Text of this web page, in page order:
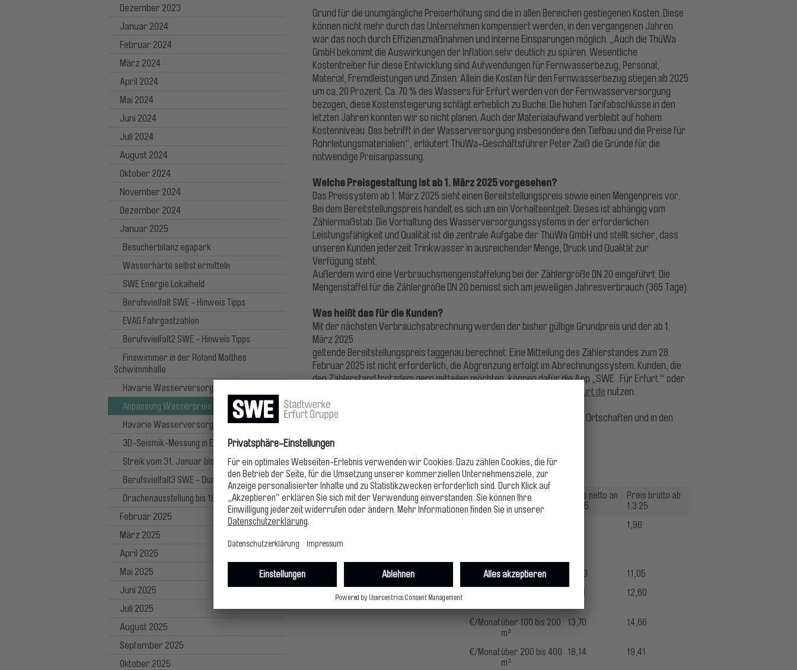
Dezember 2023
Januar 2024
Februar 2024
März 2024
April 2024
Mai 2024
Juni 2024
Juli 2024
August 2024
Oktober 2024
November 2024
Dezember 2024
Januar 2025
Besucherbilanz egapark
Wasserhärte selbst ermitteln
SWE Energie Lokalheld
Berufsvielfalt SWE - Hinweis Tipps
EVAG Fahrgastzahlen
Berufsvielfalt2 SWE - Hinweis Tipps
Finswimmer in der Roland Matthes
Schwimmhalle
Havarie Wasserversorgung 23.01.2025
Anpassung Wasserpreis ab 1.3.25
Havarie Wasserversorgung 25.1.25
3D-Seismik-Messung in Erfurt
Streik vom 31. Januar bis 2. Februar 2025
Berufsvielfalt3 SWE - Dual Studieren
Drachenausstellung bis 16.2.25 verlängert
Februar 2025
März 2025
April 2025
Mai 2025
Juni 2025
Juli 2025
August 2025
September 2025
Oktober 2025
Grund für die unumgängliche Preiserhöhung sind die in allen Bereichen gestiegenen Kosten. Diese
können nicht mehr durch das Unternehmen kompensiert werden, in den vergangenen Jahren
war das noch durch Effizienzmaßnahmen und interne Einsparungen möglich. „Auch die ThüWa
GmbH bekommt die Auswirkungen der Inflation sehr deutlich zu spüren. Wesentliche
Kostentreiber für diese Entwicklung sind Aufwendungen für Fernwasserbezug, Personal,
Material, Fremdleistungen und Zinsen. Allein die Kosten für den Fernwasserbezug stiegen ab 2025
um ca. 20 Prozent. Ca. 70 % des Wassers für Erfurt werden von der Fernwasserversorgung
bezogen, diese Kostensteigerung schlägt erheblich zu Buche. Die hohen Tarifabschlüsse in den
letzten Jahren konnten wir so nicht planen. Auch der Materialaufwand verbleibt auf hohem
Kostenniveau. Das betrifft in der Wasserversorgung insbesondere den Tiefbau und die Preise für
Rohrleitungsmaterialien“, erläutert ThüWa-Geschäftsführer Peter Zaiß die Gründe für die
notwendige Preisanpassung.
Welche Preisgestaltung ist ab 1. März 2025 vorgesehen?
Das Preissystem ab 1. März 2025 sieht einen Bereitstellungspreis sowie einen Mengenpreis vor.
Bei dem Bereitstellungspreis handelt es sich um ein Vorhalteentgelt. Dieses ist abhängig vom
Zählermaßstab. Die Vorhaltung des Wasserversorgungssystems in der erforderlichen
Leistungsfähigkeit und Qualität ist die zentrale Aufgabe der ThüWa GmbH und stellt sicher, dass
unseren Kunden jederzeit Trinkwasser in ausreichender Menge, Druck und Qualität zur
Verfügung steht.
Außerdem wird eine Verbrauchsmengenstaffelung bei der Zählergröße DN 20 eingeführt. Die
Mengenstaffel für die Zählergröße DN 20 bemisst sich am jeweiligen Jahresverbrauch (365 Tage).
Was heißt das für die Kunden?
Mit der nächsten Verbrauchsabrechnung werden der bisher gültige Grundpreis und der ab 1.
März 2025
geltende Bereitstellungspreis taggenau berechnet. Eine Mitteilung des Zählerstandes zum 28.
Februar 2025 ist nicht erforderlich, die Abgrenzung erfolgt im Abrechnungssystem. Kunden, die
den Zählerstand trotzdem gern mitteilen möchten, können dafür die App „SWE Für Erfurt.“ oder
www.stadtwerke-erfurt.de nutzen.
Die Preisanpassung betrifft die Kunden in Erfurt, in den eingemeindeten Ortschaften und in den
Das neue Preisblatt
Wasserpreise ab 1.3.2025
Jahresverbrauch
Preis netto an
1.3.25
Preis brutto ab
1.3.25
1,96
Bereitstellungspreis bei einer
€/Monat bis 50 m³ 10,33
11,05
11,78 12,60
€/Monatüber 100 bis 200
m³
13,70 14,66
€/Monatüber 200 bis 400
m³
18,14 19,41